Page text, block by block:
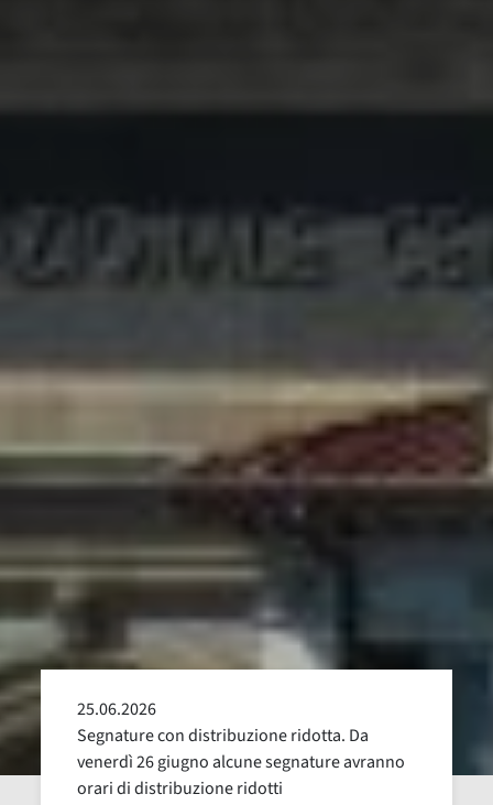
25.06.2026
Segnature con distribuzione ridotta. Da
venerdì 26 giugno alcune segnature avranno
orari di distribuzione ridotti